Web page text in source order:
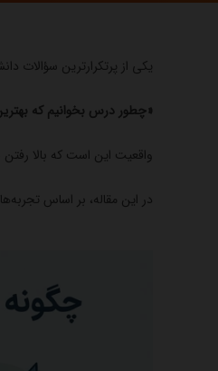
یکی از پرتکرارترین سؤالات
«چطور درس بخوانیم که
واقعیت این است که بالا
در این مقاله، بر اساس